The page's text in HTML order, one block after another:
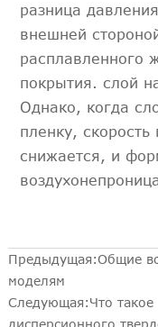
разница
внешней
расплавленного
покрытия. слой
Однако, когда
пленку, скорость
снижается, и
Предыдущая:Общие
моделям
Следующая:Что
дисперсионного